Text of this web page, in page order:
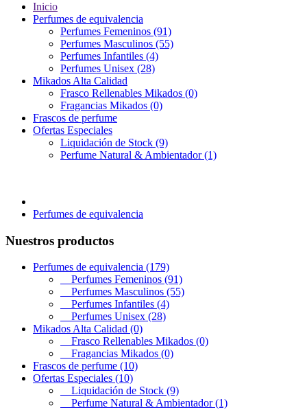
Inicio
Perfumes de equivalencia
Perfumes Femeninos (91)
Perfumes Masculinos (55)
Perfumes Infantiles (4)
Perfumes Unisex (28)
Mikados Alta Calidad
Frasco Rellenables Mikados (0)
Fragancias Mikados (0)
Frascos de perfume
Ofertas Especiales
Liquidación de Stock (9)
Perfume Natural & Ambientador (1)
Perfumes de equivalencia
Nuestros productos
Perfumes de equivalencia (179)
Perfumes Femeninos (91)
Perfumes Masculinos (55)
Perfumes Infantiles (4)
Perfumes Unisex (28)
Mikados Alta Calidad (0)
Frasco Rellenables Mikados (0)
Fragancias Mikados (0)
Frascos de perfume (10)
Ofertas Especiales (10)
Liquidación de Stock (9)
Perfume Natural & Ambientador (1)